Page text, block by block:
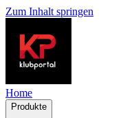
Zum Inhalt springen
Home
Produkte